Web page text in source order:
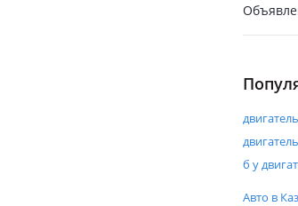
б у
Авто в